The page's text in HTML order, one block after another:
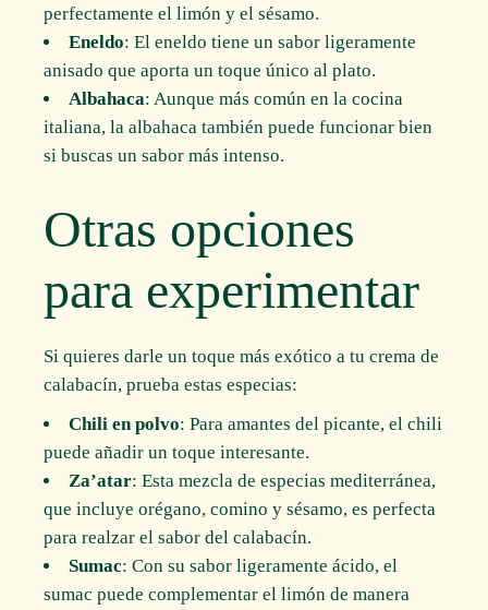
perfectamente el limón y el sésamo.
Eneldo: El eneldo tiene un sabor ligeramente
anisado que aporta un toque único al plato.
Albahaca: Aunque más común en la cocina
italiana, la albahaca también puede funcionar bien
si buscas un sabor más intenso.
Otras opciones
para experimentar
Si quieres darle un toque más exótico a tu crema de
calabacín, prueba estas especias:
Chili en polvo: Para amantes del picante, el chili
puede añadir un toque interesante.
Za’atar: Esta mezcla de especias mediterránea,
que incluye orégano, comino y sésamo, es perfecta
para realzar el sabor del calabacín.
Sumac: Con su sabor ligeramente ácido, el
sumac puede complementar el limón de manera